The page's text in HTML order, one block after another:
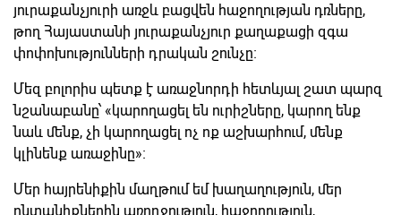
յուրաքանչյուրի առջև բացվեն հաջողության դռները,
թող Հայաստանի յուրաքանչյուր քաղաքացի զգա
փոփոխությունների դրական շունչը։
Մեզ բոլորիս պետք է առաջնորդի հետևյալ շատ պարզ
նշանաբանը՝ «կարողացել են ուրիշները, կարող ենք
նաև մենք, չի կարողացել ոչ ոք աշխարհում, մենք
կլինենք առաջինը»։
Մեր հայրենիքին մաղթում եմ խաղաղություն, մեր
ընտանիքներին առողջություն, հաջողություն,